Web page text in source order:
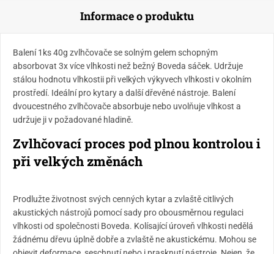
Informace o produktu
Balení 1ks 40g zvlhčovače se solným gelem schopným
absorbovat 3x více vlhkosti než bežný Boveda sáček. Udržuje
stálou hodnotu vlhkostii při velkých výkyvech vlhkosti v okolním
prostředí. Ideální pro kytary a další dřevěné nástroje. Balení
dvoucestného zvlhčovače absorbuje nebo uvolňuje vlhkost a
udržuje ji v požadované hladině.
Zvlhčovací proces pod plnou kontrolou i
při velkých změnách
Prodlužte životnost svých cenných kytar a zvlaště citlivých
akustických nástrojů pomocí sady pro obousměrnou regulaci
vlhkosti od společnosti Boveda. Kolísající úroveň vlhkosti nedělá
žádnému dřevu úplně dobře a zvlaště ne akustickému. Mohou se